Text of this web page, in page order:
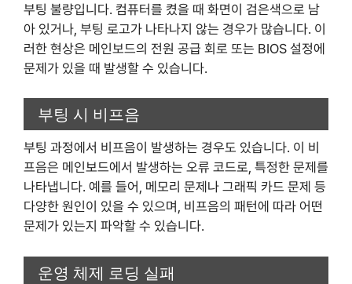
부팅 불량입니다. 컴퓨터를 켰을 때 화면이 검은색으로 남
아 있거나, 부팅 로고가 나타나지 않는 경우가 많습니다. 이
러한 현상은 메인보드의 전원 공급 회로 또는 BIOS 설정에
문제가 있을 때 발생할 수 있습니다.
부팅 시 비프음
부팅 과정에서 비프음이 발생하는 경우도 있습니다. 이 비
프음은 메인보드에서 발생하는 오류 코드로, 특정한 문제를
나타냅니다. 예를 들어, 메모리 문제나 그래픽 카드 문제 등
다양한 원인이 있을 수 있으며, 비프음의 패턴에 따라 어떤
문제가 있는지 파악할 수 있습니다.
운영 체제 로딩 실패